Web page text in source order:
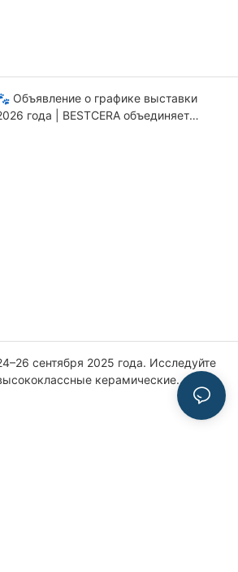
Объявление о графике выставки
года | BESTCERA объединяет
сентября 2025 года. Исследуйте
керамические
продукты для домашних животных на
выставке Parkzoo в Москве | Стенд